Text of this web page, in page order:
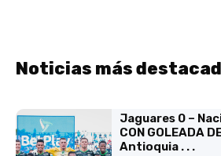
Noticias más
Jaguares 0 –
CON GOLEADA
Antioquia . . .